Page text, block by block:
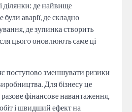
ділянки: де найвище
аварії, де складно
де зупинка створить
цього оновлюють саме ці
поступово зменшувати ризики
Для бізнесу це
фінансове навантаження,
і швидший ефект на